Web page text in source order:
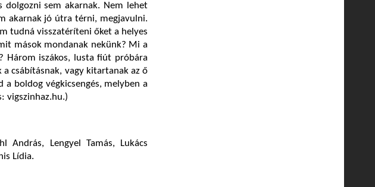
sem akarnak. Nem lehet
akarnak jó útra térni, megjavulni.
tudná visszatéríteni őket a helyes
mások mondanak nekünk? Mi a
Három iszákos, lusta fiút próbára
a csábításnak, vagy kitartanak az ő
boldog végkicsengés, melyben a
vigszinhaz.hu.)
Lengyel Tamás, Lukács
Lídia.